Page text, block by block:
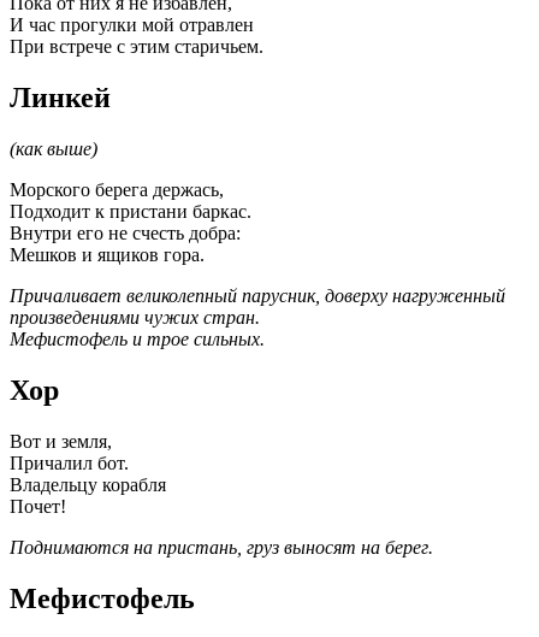
И час прогулки мой отравлен
При встрече с этим старичьем.
Линкей
(как выше)
Морского берега держась,
Подходит к пристани баркас.
Внутри его не счесть добра:
Мешков и ящиков гора.
Причаливает великолепный парусник, доверху нагруженный
произведениями чужих стран.
Мефистофель и трое сильных.
Хор
Вот и земля,
Причалил бот.
Владельцу корабля
Почет!
Поднимаются на пристань, груз выносят на берег.
Мефистофель